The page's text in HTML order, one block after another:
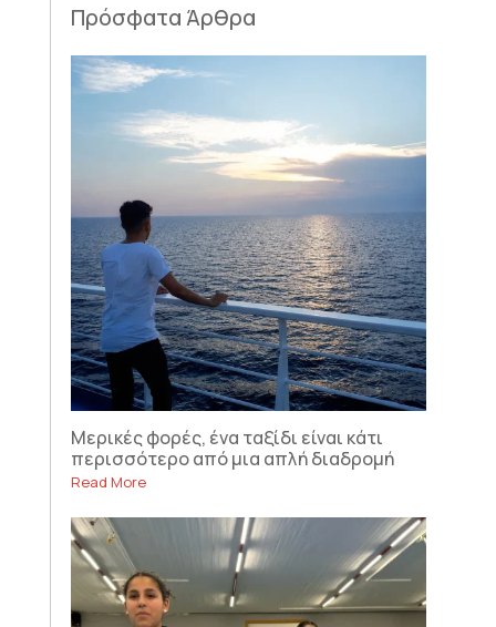
Πρόσφατα Άρθρα
Μερικές φορές, ένα ταξίδι είναι κάτι
περισσότερο από μια απλή διαδρομή
Read More